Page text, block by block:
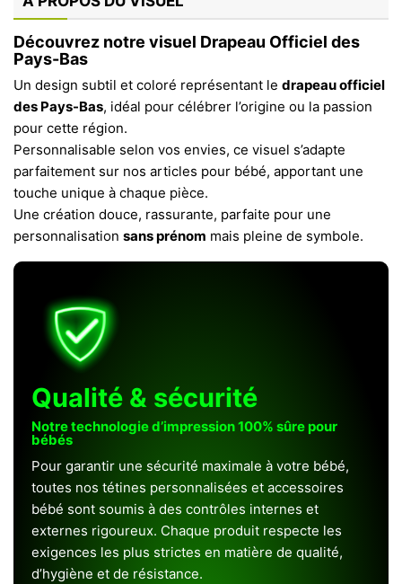
Découvrez notre visuel Drapeau Officiel des
Pays-Bas
Un design subtil et coloré représentant le drapeau officiel
des Pays-Bas, idéal pour célébrer l’origine ou la passion
pour cette région.
Personnalisable selon vos envies, ce visuel s’adapte
parfaitement sur nos articles pour bébé, apportant une
touche unique à chaque pièce.
Une création douce, rassurante, parfaite pour une
personnalisation sans prénom mais pleine de symbole.
Qualité & sécurité
Notre technologie d’impression 100% sûre pour
bébés
Pour garantir une sécurité maximale à votre bébé,
toutes nos tétines personnalisées et accessoires
bébé sont soumis à des contrôles internes et
externes rigoureux. Chaque produit respecte les
exigences les plus strictes en matière de qualité,
d’hygiène et de résistance.